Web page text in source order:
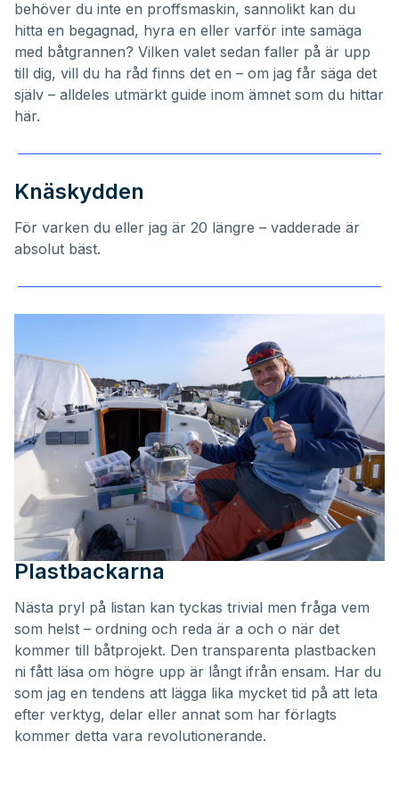
behöver du inte en proffsmaskin, sannolikt kan du
hitta en begagnad, hyra en eller varför inte samäga
med båtgrannen? Vilken valet sedan faller på är upp
till dig, vill du ha råd finns det en – om jag får säga det
själv – alldeles utmärkt guide inom ämnet som du hittar
här.
Knäskydden
För varken du eller jag är 20 längre – vadderade är
absolut bäst.
Plastbackarna
Nästa pryl på listan kan tyckas trivial men fråga vem
som helst – ordning och reda är a och o när det
kommer till båtprojekt. Den transparenta plastbacken
ni fått läsa om högre upp är långt ifrån ensam. Har du
som jag en tendens att lägga lika mycket tid på att leta
efter verktyg, delar eller annat som har förlagts
kommer detta vara revolutionerande.